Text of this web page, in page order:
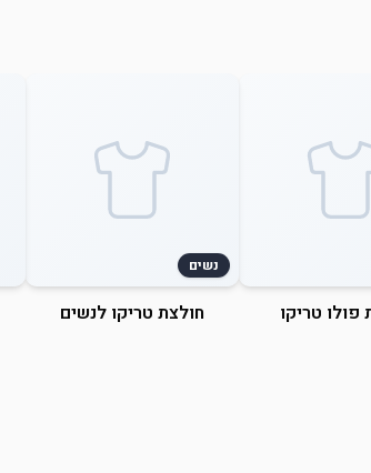
פולו טריקו
נשים
חולצת טריקו לנשים